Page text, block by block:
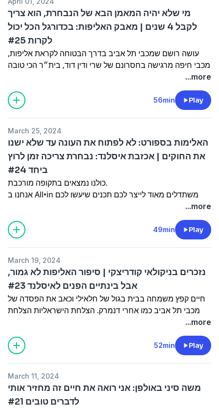
מי שלא יהיה המאמן הבא של הנבחרת, הוא צריך
לקבל 4 שנים | מאבק האליפות: בכדורגל הכל יכול
לקרות #25
עושה רושם שמכבי תל אביב בדרך הבטוחה לקראת אליפות,
מכבי חיפה מרגישה בחסרונם של שרי ודין דוד, בית״ר הכי טובה
בפלייאוף התחתון ומי שלא יהיה מאמן הנבחרת הבא, הוא צריך
Hosted on Acast. See
acast.com/privacyfor more
information.
...more
56min Play
March 25, 2024
האלימות בספורט: לא לפתוח את העונה עד שלא ישנו
את החוקים | אכזבת איסלנד: נבחרת צריכה זמן לרוץ
ביחד #24
כולנו נמצאים בתקופה מורכבת.
אנחנו ב All•in משתדלים מאוד לייצר לכם תכנים שיעשו לכם
טוב על הלב. מוזמנים לכתוב לנו ברשתות החברתיות הצעות
מוזמנים לעקוב אחרינו בערוץ היוטיוב
https://www.youtube.com/channel/
לעקוב אחרינו בפייסבוק
https://www.facebook.com/allinpodcasts
להצטרף לקהילה בוואטספ
https://chat.whatsapp.com/Ho1bIiztT2uGCYv3ulc4Zy
קישור לאתר:
Hosted on Acast. See
for more
information.
...more
49min Play
March 19, 2024
נזכרים בניקולאי קודריצקי | סיפור האליפות לא גמור,
אבל בינתיים הפנים לאיסלנד #23
חיים קפץ משמחה בבית בגול של חלאילי וכאב את הפסדה של
מכבי תל אביב כמו אחרי דנמרק. הצלחת הישראליות הצלחת
כולנו. פנינו לפגרת הנבחרת וחבל לנו על מנור סולומון. נזכרים
Hosted on Acast. See
acast.com/privacyfor more
information.
...more
52min Play
March 11, 2024
משה סיני באולפן: אני רואה את חיים זה מחזיר אותי
לדברים טובים #21